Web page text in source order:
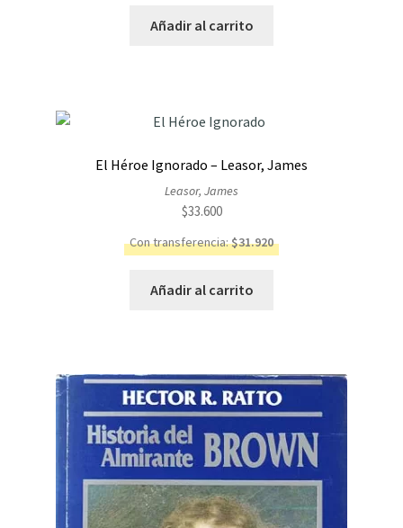
Añadir al carrito
El Héroe Ignorado – Leasor, James
Leasor, James
$33.600
Con transferencia:$31.920
Añadir al carrito